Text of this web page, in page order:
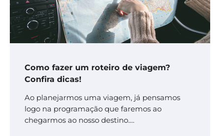
Como fazer um roteiro de viagem?
Confira dicas!
Ao planejarmos uma viagem, já pensamos
logo na programação que faremos ao
chegarmos ao nosso destino.…